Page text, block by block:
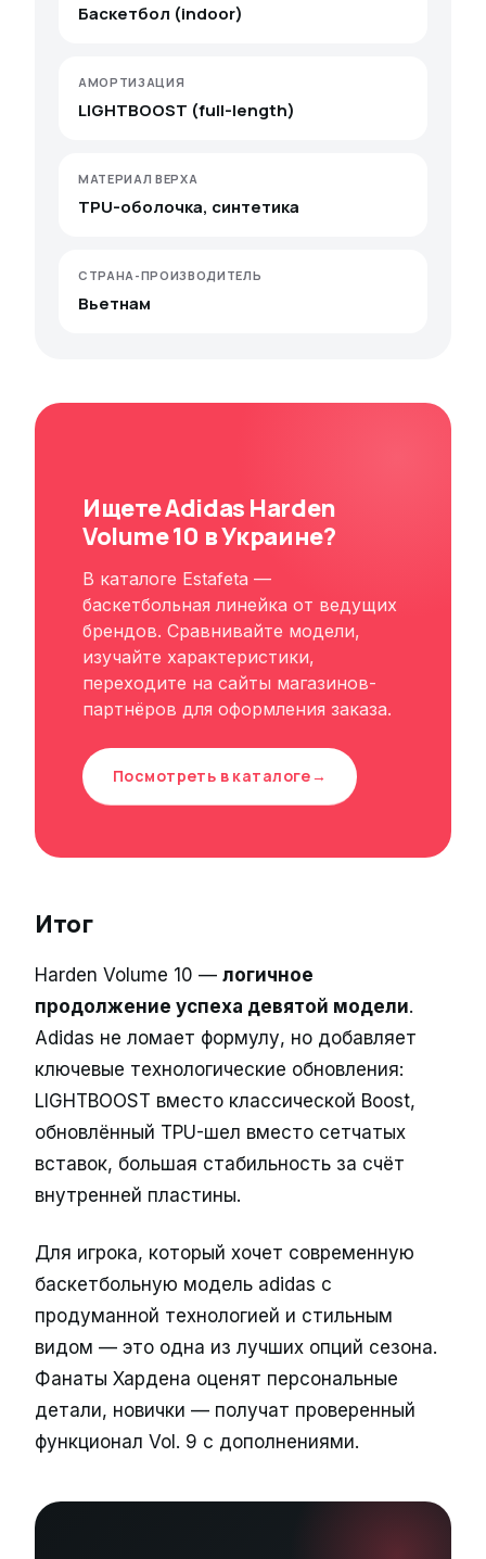
Баскетбол (indoor)
АМОРТИЗАЦИЯ
LIGHTBOOST (full-length)
МАТЕРИАЛ ВЕРХА
TPU-оболочка, синтетика
СТРАНА-ПРОИЗВОДИТЕЛЬ
Вьетнам
Ищете Adidas Harden
Volume 10 в Украине?
В каталоге Estafeta —
баскетбольная линейка от ведущих
брендов. Сравнивайте модели,
изучайте характеристики,
переходите на сайты магазинов-
партнёров для оформления заказа.
Посмотреть в каталоге→
Итог
Harden Volume 10 — логичное
продолжение успеха девятой модели.
Adidas не ломает формулу, но добавляет
ключевые технологические обновления:
LIGHTBOOST вместо классической Boost,
обновлённый TPU-шел вместо сетчатых
вставок, большая стабильность за счёт
внутренней пластины.
Для игрока, который хочет современную
баскетбольную модель adidas с
продуманной технологией и стильным
видом — это одна из лучших опций сезона.
Фанаты Хардена оценят персональные
детали, новички — получат проверенный
функционал Vol. 9 с дополнениями.